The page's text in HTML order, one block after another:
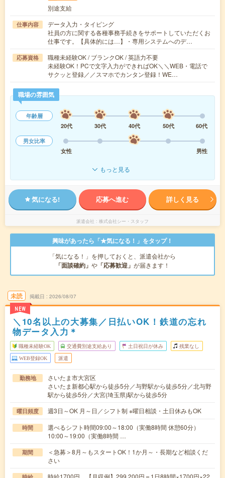
別途支給
仕事内容
データ入力・タイピング
社員の方に関する各種事務手続きをサポートしていただくお
仕事です。【具体的には…】・専用システムへのデ…
応募資格
職種未経験OK / ブランクOK / 英語力不要
未経験OK！PCで文字入力ができればOK＼＼WEB・電話で
サクッと登録／／スマホでカンタン登録！WE…
職場の雰囲気
年齢層
20代
30代 40代 50代
60代
男女比率
女性
男性
もっと見る
気になる! 応募へ進む 詳しく見る
派遣会社 株式会社シー・スタッフ
興味があったら「★気になる！」をタップ！
「気になる！」を押しておくと、派遣会社から
「面談確約」 や 「応募歓迎」 が届きます！
未読
NEW
掲載日 2026/08/07
＼10名以上の大募集／日払いOK！鉄道の忘れ
物データ入力＊
職種未経験OK 交通費別途支給あり 土日祝日が休み 残業なし
WEB登録OK 派遣
勤務地
さいたま市大宮区
さいたま新都心駅から徒歩5分／与野駅から徒歩5分／北与野
駅から徒歩5分／大宮(埼玉県)駅から徒歩5分
曜日頻度 週3日～OK 月～日／シフト制 ※曜日相談・土日休みもOK
時間
選べるシフト時間09:00～18:00（実働8時間 休憩60分）
10:00～19:00（実働8時間 …
期間
＜急募＞8月～もスタートOK！1か月～・長期など相談くだ
さい
時給1700円 【月収例】299,200円＝1日8時間×1700円×22